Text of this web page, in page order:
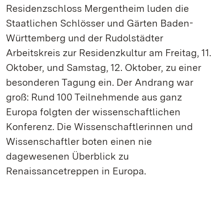
Residenzschloss Mergentheim luden die
Staatlichen Schlösser und Gärten Baden-
Württemberg und der Rudolstädter
Arbeitskreis zur Residenzkultur am Freitag, 11.
Oktober, und Samstag, 12. Oktober, zu einer
besonderen Tagung ein. Der Andrang war
groß: Rund 100 Teilnehmende aus ganz
Europa folgten der wissenschaftlichen
Konferenz. Die Wissenschaftlerinnen und
Wissenschaftler boten einen nie
dagewesenen Überblick zu
Renaissancetreppen in Europa.